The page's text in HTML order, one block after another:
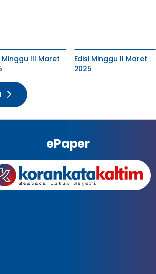
Minggu III Maret
Edisi Minggu II Maret
2025
ePaper